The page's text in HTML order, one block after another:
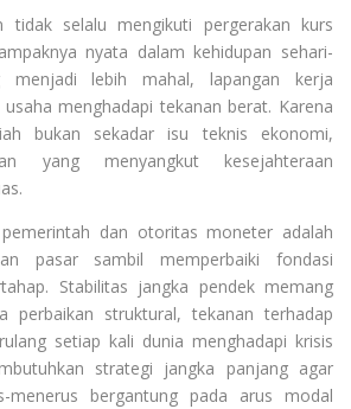
tidak selalu mengikuti pergerakan kurs
nyata dalam kehidupan sehari-
menjadi lebih mahal, lapangan kerja
menghadapi tekanan berat. Karena
bukan sekadar isu teknis ekonomi,
yang menyangkut kesejahteraan
dan otoritas moneter adalah
pasar sambil memperbaiki fondasi
Stabilitas jangka pendek memang
perbaikan struktural, tekanan terhadap
setiap kali dunia menghadapi krisis
strategi jangka panjang agar
menerus bergantung pada arus modal